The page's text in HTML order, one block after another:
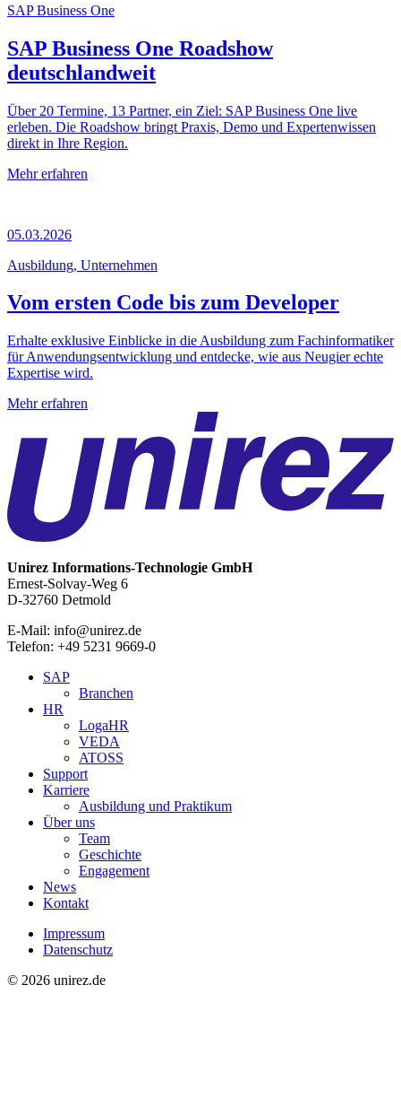
SAP Business One
SAP Business One Roadshow
deutschlandweit
Über 20 Termine, 13 Partner, ein Ziel: SAP Business One live
erleben. Die Roadshow bringt Praxis, Demo und Expertenwissen
direkt in Ihre Region.
Mehr erfahren
05.03.2026
Ausbildung, Unternehmen
Vom ersten Code bis zum Developer
Erhalte exklusive Einblicke in die Ausbildung zum Fachinformatiker
für Anwendungsentwicklung und entdecke, wie aus Neugier echte
Expertise wird.
Mehr erfahren
Unirez Informations-Technologie GmbH
Ernest-Solvay-Weg 6
D-32760 Detmold
E-Mail: info@unirez.de
Telefon: +49 5231 9669-0
SAP
Branchen
HR
LogaHR
VEDA
ATOSS
Support
Karriere
Ausbildung und Praktikum
Über uns
Team
Geschichte
Engagement
News
Kontakt
Impressum
Datenschutz
© 2026 unirez.de